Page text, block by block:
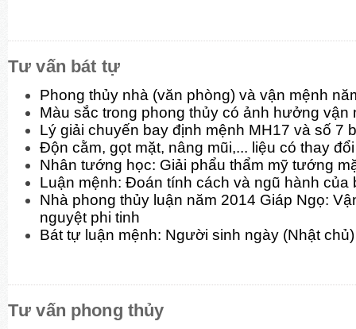
Tư vấn bát tự
Phong thủy nhà (văn phòng) và vận mệnh
Màu sắc trong phong thủy có ảnh hưởng vận
Lý giải chuyến bay định mệnh MH17 và số 7
Độn cằm, gọt mặt, nâng mũi,... liệu có thay
Nhân tướng học: Giải phẩu thẩm mỹ tướng
Luận mệnh: Đoán tính cách và ngũ hành của
Nhà phong thủy luận năm 2014 Giáp Ngọ:
nguyệt phi tinh
Bát tự luận mệnh: Người sinh ngày (Nhật
Tư vấn phong thủy